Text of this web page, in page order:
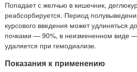
Попадает с желчью в кишечник,
реабсорбируется. Период
курсового введения может удлиняться
почками — 90%, в неизмененном виде
удаляется при гемодиализе.
Показания к применению